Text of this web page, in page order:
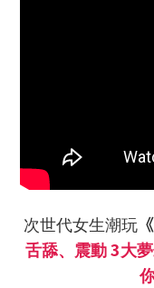
次世代女生潮玩
舌舔、震動3大